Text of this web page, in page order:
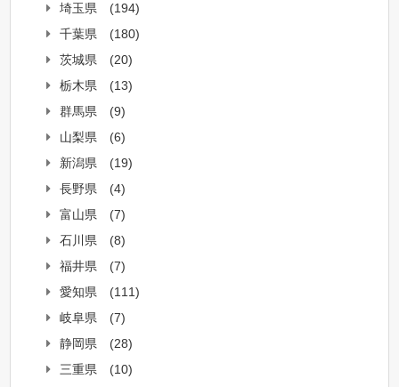
埼玉県
(194)
千葉県
(180)
茨城県
(20)
栃木県
(13)
群馬県
(9)
山梨県
(6)
新潟県
(19)
長野県
(4)
富山県
(7)
石川県
(8)
福井県
(7)
愛知県
(111)
岐阜県
(7)
静岡県
(28)
三重県
(10)